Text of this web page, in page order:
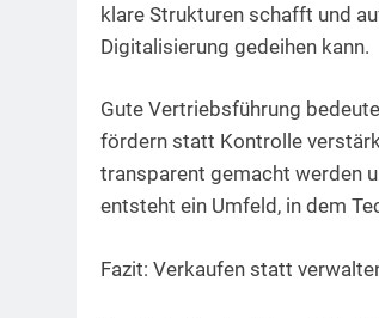
klare Strukturen schafft und
Digitalisierung gedeihen kann.
Gute Vertriebsführung
fördern statt Kontrolle
transparent gemacht werden
entsteht ein Umfeld, in dem
Fazit: Verkaufen statt